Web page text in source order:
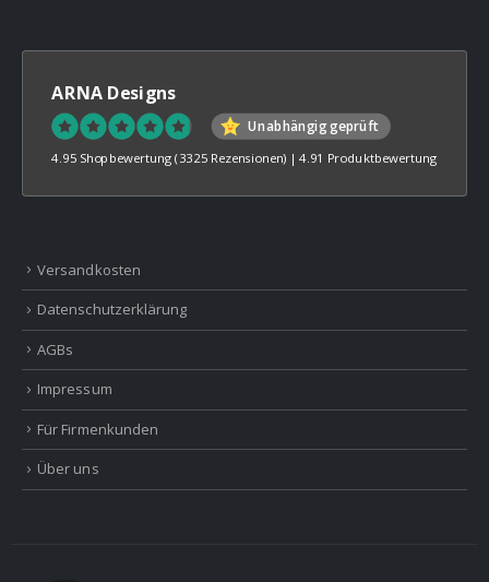
ARNA Designs
Unabhängig geprüft
4.95 Shopbewertung (3325 Rezensionen) |4.91 Produktbewertung
Versandkosten
Datenschutzerklärung
AGBs
Impressum
Für Firmenkunden
Über uns